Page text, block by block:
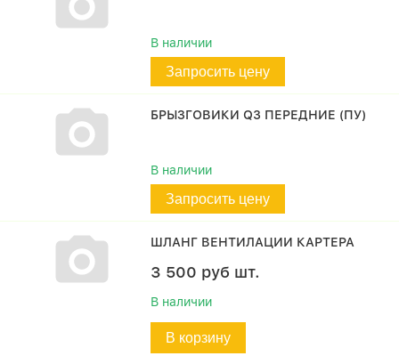
В наличии
Запросить цену
БРЫЗГОВИКИ Q3 ПЕРЕДНИЕ (ПУ)
В наличии
Запросить цену
ШЛАНГ ВЕНТИЛАЦИИ КАРТЕРА
3 500 руб шт.
В наличии
В корзину